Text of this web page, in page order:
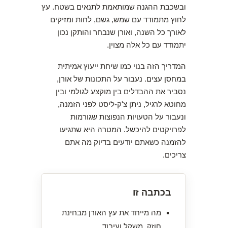
ובשכבת ההגנה שמותאמת לתנאים בשטח. עץ
לחוץ מתמודד עם שמש, גשם, לחות ומזיקים
לאורך כל השנה, ואורן שנבחר והותקן נכון
יתמודד עם כל אלה מצוין.
המדריך הזה בנוי כמו שיחת ייעוץ אמיתית
במחסן עצים. נעבור על התכונות של אורן,
נסביר את ההבדלים בין מוקצע לגולמי ובין
מחוטא לרגיל, ניתן צ'ק-ליסט לפני הזמנה,
ונעבור על הטעויות הנפוצות שגורמות
לפרויקטים להיכשל. המטרה היא שתגיעו
להזמנה כשאתם יודעים בדיוק מה אתם
צריכים.
בכתבה זו
מה מייחד את עץ האורן מבחינת
חוזק, משקל ועיבוד